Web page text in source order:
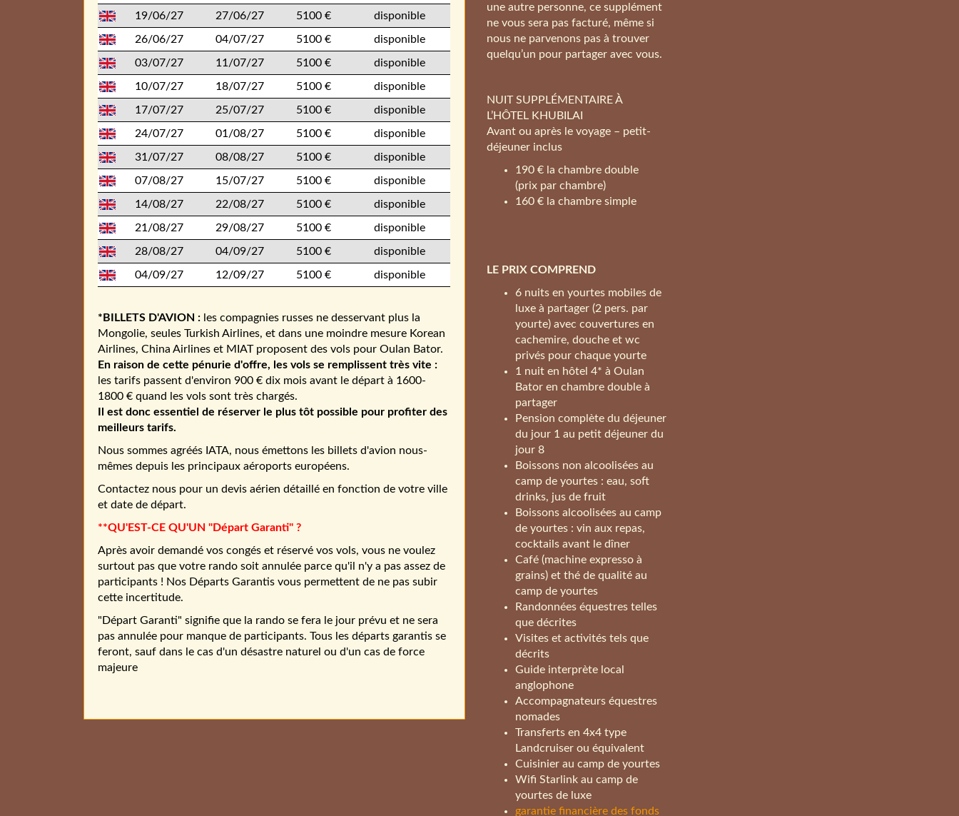
19/06/27 27/06/27 5100 € disponible
26/06/27 04/07/27 5100 € disponible
03/07/27 11/07/27 5100 € disponible
10/07/27 18/07/27 5100 € disponible
17/07/27 25/07/27 5100 € disponible
24/07/27 01/08/27 5100 € disponible
31/07/27 08/08/27 5100 € disponible
07/08/27 15/07/27 5100 € disponible
14/08/27 22/08/27 5100 € disponible
21/08/27 29/08/27 5100 € disponible
28/08/27 04/09/27 5100 € disponible
04/09/27 12/09/27 5100 € disponible
*BILLETS D'AVION : les compagnies russes ne desservant plus la
Mongolie, seules Turkish Airlines, et dans une moindre mesure Korean
Airlines, China Airlines et MIAT proposent des vols pour Oulan Bator.
En raison de cette pénurie d'offre, les vols se remplissent très vite :
les tarifs passent d'environ 900 € dix mois avant le départ à 1600-
1800 € quand les vols sont très chargés.
Il est donc essentiel de réserver le plus tôt possible pour profiter des
meilleurs tarifs.
Nous sommes agréés IATA, nous émettons les billets d'avion nous-
mêmes depuis les principaux aéroports européens.
Contactez nous pour un devis aérien détaillé en fonction de votre ville
et date de départ.
**QU'EST-CE QU'UN "Départ Garanti" ?
Après avoir demandé vos congés et réservé vos vols, vous ne voulez
surtout pas que votre rando soit annulée parce qu'il n'y a pas assez de
participants ! Nos Départs Garantis vous permettent de ne pas subir
cette incertitude.
"Départ Garanti" signifie que la rando se fera le jour prévu et ne sera
pas annulée pour manque de participants. Tous les départs garantis se
feront, sauf dans le cas d'un désastre naturel ou d'un cas de force
majeure
une autre personne, ce supplément
ne vous sera pas facturé, même si
nous ne parvenons pas à trouver
quelqu’un pour partager avec vous.
NUIT SUPPLÉMENTAIRE À
L’HÔTEL KHUBILAI
Avant ou après le voyage – petit-
déjeuner inclus
190 € la chambre double
(prix par chambre)
160 € la chambre simple
LE PRIX COMPREND
6 nuits en yourtes mobiles de
luxe à partager (2 pers. par
yourte) avec couvertures en
cachemire, douche et wc
privés pour chaque yourte
1 nuit en hôtel 4* à Oulan
Bator en chambre double à
partager
Pension complète du déjeuner
du jour 1 au petit déjeuner du
jour 8
Boissons non alcoolisées au
camp de yourtes : eau, soft
drinks, jus de fruit
Boissons alcoolisées au camp
de yourtes : vin aux repas,
cocktails avant le dîner
Café (machine expresso à
grains) et thé de qualité au
camp de yourtes
Randonnées équestres telles
que décrites
Visites et activités tels que
décrits
Guide interprète local
anglophone
Accompagnateurs équestres
nomades
Transferts en 4x4 type
Landcruiser ou équivalent
Cuisinier au camp de yourtes
Wifi Starlink au camp de
yourtes de luxe
garantie financière des fonds